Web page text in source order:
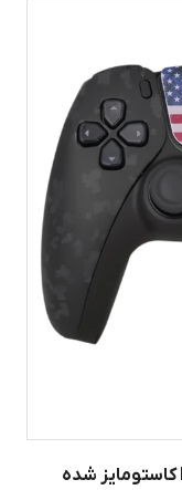
دسته بازی پلی استیشن اورجینال PS5 کاستومایز شده